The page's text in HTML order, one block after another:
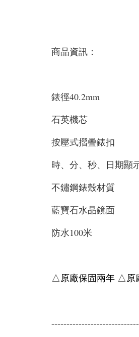
商品資訊：
錶徑40.2mm
石英機芯
按壓式摺疊錶扣
時、分、秒、日期顯
不鏽鋼錶殼材質
藍寶石水晶鏡面
防水100米
△原廠保固兩年 △原